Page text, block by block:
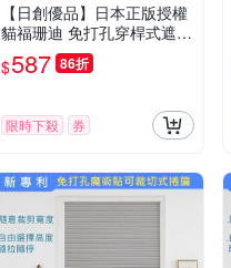
【日創優品】日本正版授權
貓福珊迪 免打孔穿桿式遮光
窗簾150x200一片(窗簾/風
水簾/門簾/拉簾/隔簾/遮光窗
$587 86折
限時下殺 券